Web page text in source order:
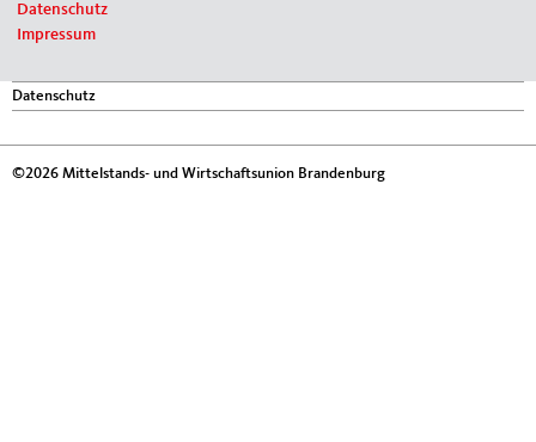
Impressum
Kontakt
Datenschutz
©2026 Mittelstands- und Wirtschaftsunion Brandenburg
Datenschutz
Impressum